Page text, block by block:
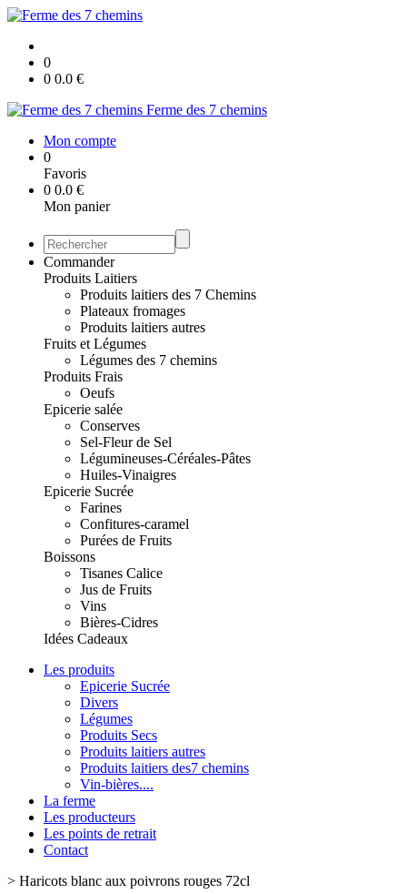
0
0 0.0 €
Ferme des 7 chemins
Mon compte
0
Favoris
0 0.0 €
Mon panier
Commander
Produits Laitiers
Produits laitiers des 7 Chemins
Plateaux fromages
Produits laitiers autres
Fruits et Légumes
Légumes des 7 chemins
Produits Frais
Oeufs
Epicerie salée
Conserves
Sel-Fleur de Sel
Légumineuses-Céréales-Pâtes
Huiles-Vinaigres
Epicerie Sucrée
Farines
Confitures-caramel
Purées de Fruits
Boissons
Tisanes Calice
Jus de Fruits
Vins
Bières-Cidres
Idées Cadeaux
Les produits
Epicerie Sucrée
Divers
Légumes
Produits Secs
Produits laitiers autres
Produits laitiers des7 chemins
Vin-bières....
La ferme
Les producteurs
Les points de retrait
Contact
> Haricots blanc aux poivrons rouges 72cl